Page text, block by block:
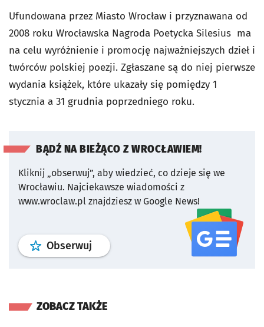
Ufundowana przez Miasto Wrocław i przyznawana od
2008 roku Wrocławska Nagroda Poetycka Silesius ma
na celu wyróżnienie i promocję najważniejszych dzieł i
twórców polskiej poezji. Zgłaszane są do niej pierwsze
wydania książek, które ukazały się pomiędzy 1
stycznia a 31 grudnia poprzedniego roku.
BĄDŹ NA BIEŻĄCO Z WROCŁAWIEM!
Kliknij „obserwuj”, aby wiedzieć, co dzieje się we
Wrocławiu. Najciekawsze wiadomości z
www.wroclaw.pl znajdziesz w Google News!
Obserwuj profil serwisu
ZOBACZ TAKŻE